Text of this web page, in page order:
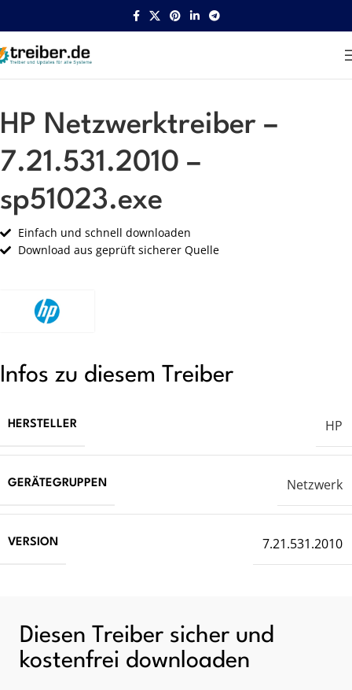
Startseite HP Netzwerk
HP Netzwerktreiber –
7.21.531.2010 –
sp51023.exe
Einfach und schnell downloaden
Download aus geprüft sicherer Quelle
Infos zu diesem Treiber
HERSTELLER HP
GERÄTEGRUPPEN Netzwerk
VERSION 7.21.531.2010
Diesen Treiber sicher und
kostenfrei downloaden